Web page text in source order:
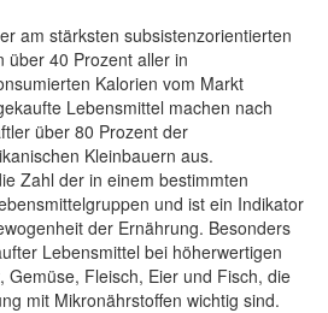
am stärksten subsistenzorientierten
über 40 Prozent aller in
Kalorien vom Markt
Lebensmittel machen nach
über 80 Prozent der
Kleinbauern aus.
Zahl der in einem bestimmten
und ist ein Indikator
der Ernährung. Besonders
Lebensmittel bei höherwertigen
Gemüse, Fleisch, Eier und Fisch, die
mit Mikronährstoffen wichtig sind.